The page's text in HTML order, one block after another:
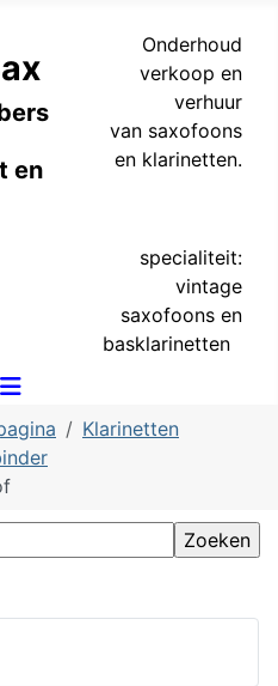
en
Onderhoud
verkoop en
verhuur
van saxofoons
en klarinetten.
specialiteit:
vintage
saxofoons en
basklarinetten
Klarinetten